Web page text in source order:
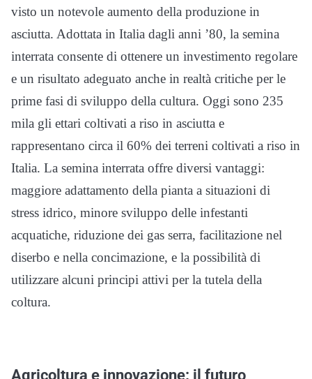
visto un notevole aumento della produzione in
asciutta. Adottata in Italia dagli anni ’80, la semina
interrata consente di ottenere un investimento regolare
e un risultato adeguato anche in realtà critiche per le
prime fasi di sviluppo della cultura. Oggi sono 235
mila gli ettari coltivati a riso in asciutta e
rappresentano circa il 60% dei terreni coltivati a riso in
Italia. La semina interrata offre diversi vantaggi:
maggiore adattamento della pianta a situazioni di
stress idrico, minore sviluppo delle infestanti
acquatiche, riduzione dei gas serra, facilitazione nel
diserbo e nella concimazione, e la possibilità di
utilizzare alcuni principi attivi per la tutela della
coltura.
Agricoltura e innovazione: il futuro